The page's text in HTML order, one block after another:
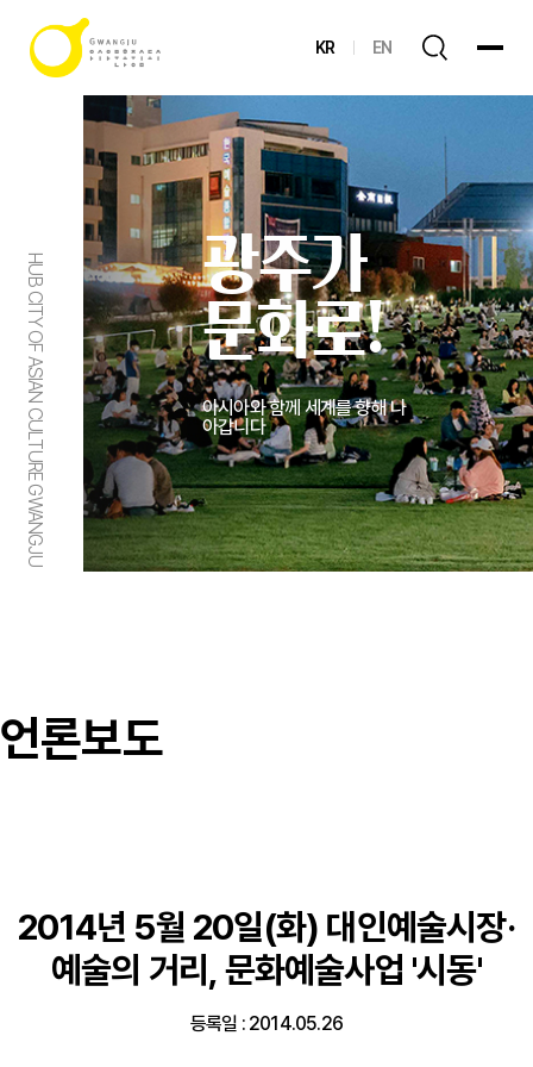
KR EN
HUB CITY OF ASIAN CULTURE GWANGJU
광주가
문화로!
아시아와 함께 세계를 향해 나
아갑니다
언론보도
2014년 5월 20일(화) 대인예술시장·
예술의 거리, 문화예술사업 '시동'
등록일 : 2014.05.26